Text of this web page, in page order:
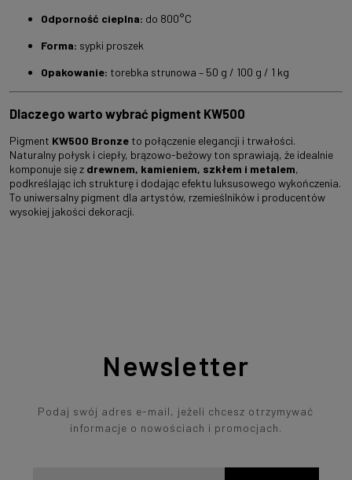
Odporność cieplna: do 800°C
Forma: sypki proszek
Opakowanie: torebka strunowa – 50 g / 100 g / 1 kg
Dlaczego warto wybrać pigment KW500
Pigment KW500 Bronze to połączenie elegancji i trwałości.
Naturalny połysk i ciepły, brązowo-beżowy ton sprawiają, że idealnie
komponuje się z drewnem, kamieniem, szkłem i metalem,
podkreślając ich strukturę i dodając efektu luksusowego wykończenia.
To uniwersalny pigment dla artystów, rzemieślników i producentów
wysokiej jakości dekoracji.
Newsletter
Podaj swój adres e-mail, jeżeli chcesz otrzymywać
informacje o nowościach i promocjach.